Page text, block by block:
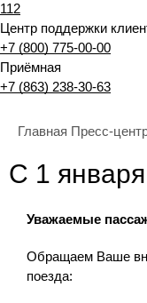
112
Центр поддержки
+7 (800) 775-00-00
Приёмная
+7 (863) 238-30-63
Главная Пресс-
С 1
Уважаемые
Обращаем Ваше
поезда: